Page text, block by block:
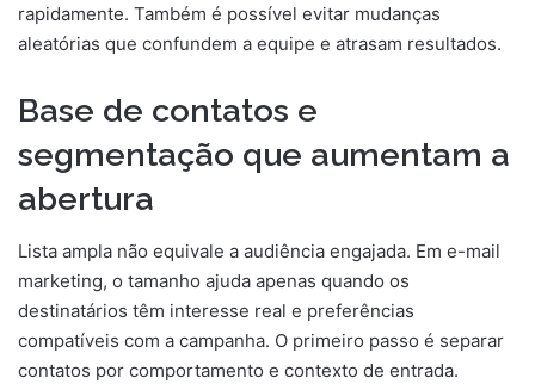
rapidamente. Também é possível evitar mudanças
aleatórias que confundem a equipe e atrasam resultados.
Base de contatos e
segmentação que aumentam a
abertura
Lista ampla não equivale a audiência engajada. Em e-mail
marketing, o tamanho ajuda apenas quando os
destinatários têm interesse real e preferências
compatíveis com a campanha. O primeiro passo é separar
contatos por comportamento e contexto de entrada.